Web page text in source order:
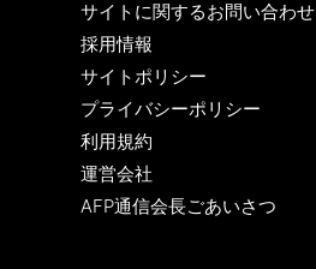
サイトに関するお問い合わせ
採用情報
サイトポリシー
プライバシーポリシー
利用規約
運営会社
AFP通信会長ごあいさつ